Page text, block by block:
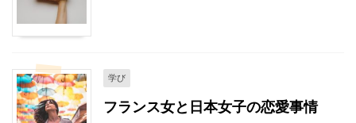
学び
フランス女と日本女子の恋愛事情